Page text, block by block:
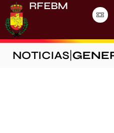
RFEBM
NOTICIAS